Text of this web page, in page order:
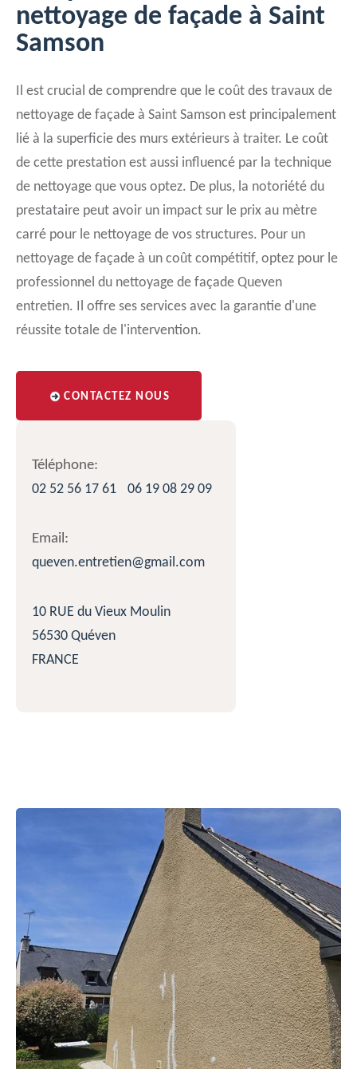
nettoyage de façade à Saint
Samson
Il est crucial de comprendre que le coût des travaux de
nettoyage de façade à Saint Samson est principalement
lié à la superficie des murs extérieurs à traiter. Le coût
de cette prestation est aussi influencé par la technique
de nettoyage que vous optez. De plus, la notoriété du
prestataire peut avoir un impact sur le prix au mètre
carré pour le nettoyage de vos structures. Pour un
nettoyage de façade à un coût compétitif, optez pour le
professionnel du nettoyage de façade Queven
entretien. Il offre ses services avec la garantie d'une
réussite totale de l'intervention.
CONTACTEZ NOUS
Téléphone:
02 52 56 17 61
06 19 08 29 09
Email:
queven.entretien@gmail.com
10 RUE du Vieux Moulin
56530 Quéven
FRANCE